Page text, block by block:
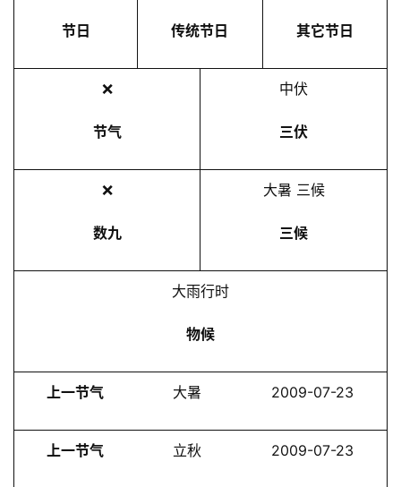
节日 传统节日 其它节日
❌
节气
中伏
三伏
❌
数九
大暑 三候
三候
大雨行时
物候
上一节气 大暑 2009-07-23
上一节气 立秋 2009-07-23